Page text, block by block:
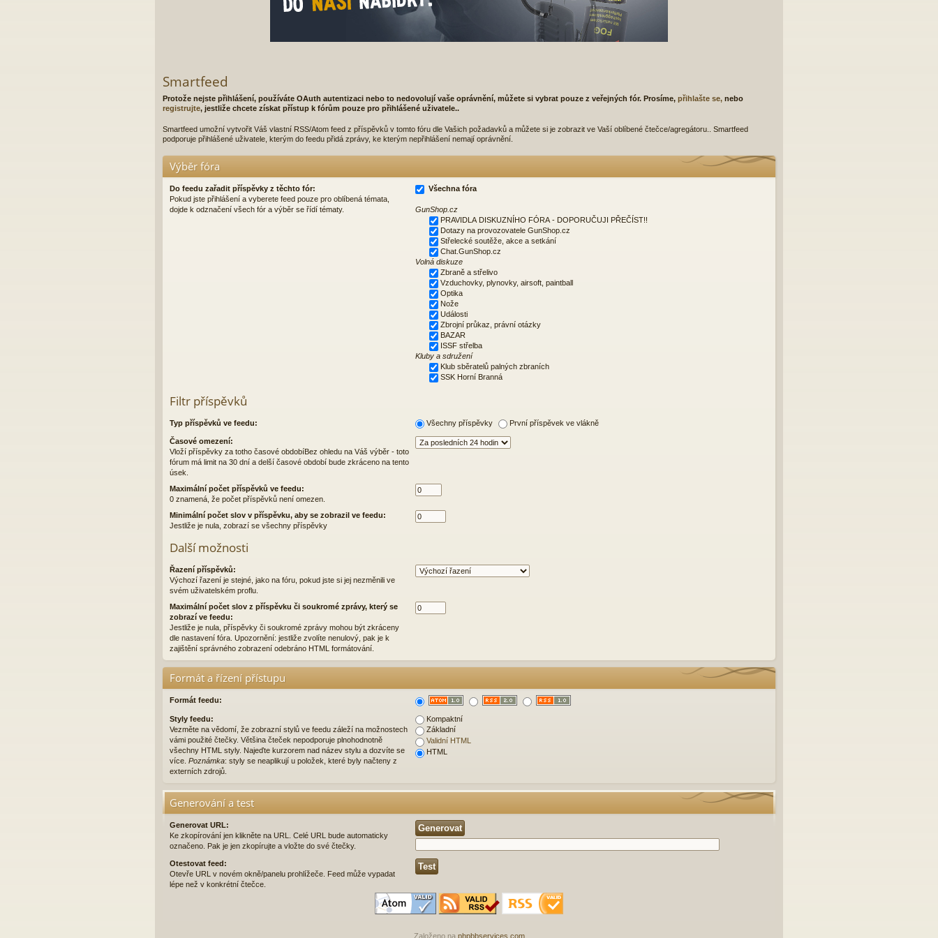
Smartfeed
Protože nejste přihlášení, používáte OAuth autentizaci nebo to nedovolují vaše oprávnění, můžete si vybrat pouze z veřejných fór. Prosíme, přihlašte se, nebo
registrujte, jestliže chcete získat přístup k fórům pouze pro přihlášené uživatele..
Smartfeed umožní vytvořit Váš vlastní RSS/Atom feed z příspěvků v tomto fóru dle Vašich požadavků a můžete si je zobrazit ve Vaší oblíbené čtečce/agregátoru.. Smartfeed
podporuje přihlášené uživatele, kterým do feedu přidá zprávy, ke kterým nepřihlášení nemají oprávnění.
Výběr fóra
Do feedu zařadit příspěvky z těchto fór:
Pokud jste přihlášení a vyberete feed pouze pro oblíbená témata,
dojde k odznačení všech fór a výběr se řídí tématy.
Všechna fóra
GunShop.cz
PRAVIDLA DISKUZNÍHO FÓRA - DOPORUČUJI PŘEČÍST!!
Dotazy na provozovatele GunShop.cz
Střelecké soutěže, akce a setkání
Chat.GunShop.cz
Volná diskuze
Zbraně a střelivo
Vzduchovky, plynovky, airsoft, paintball
Optika
Nože
Události
Zbrojní průkaz, právní otázky
BAZAR
ISSF střelba
Kluby a sdružení
Klub sběratelů palných zbraních
SSK Horní Branná
Filtr příspěvků
Typ příspěvků ve feedu: Všechny příspěvky První příspěvek ve vlákně
Časové omezení:
Vloží příspěvky za totho časové obdobíBez ohledu na Váš výběr - toto
fórum má limit na 30 dní a delší časové období bude zkráceno na tento
úsek.
Maximální počet příspěvků ve feedu:
0 znamená, že počet příspěvků není omezen.
Minimální počet slov v příspěvku, aby se zobrazil ve feedu:
Jestliže je nula, zobrazí se všechny příspěvky
Další možnosti
Řazení příspěvků:
Výchozí řazení je stejné, jako na fóru, pokud jste si jej nezměnili ve
svém uživatelském proflu.
Maximální počet slov z příspěvku či soukromé zprávy, který se
zobrazí ve feedu:
Jestliže je nula, příspěvky či soukromé zprávy mohou být zkráceny
dle nastavení fóra. Upozornění: jestliže zvolíte nenulový, pak je k
zajištění správného zobrazení odebráno HTML formátování.
Formát a řízení přístupu
Formát feedu:
Styly feedu:
Vezměte na vědomí, že zobrazní stylů ve feedu záleží na možnostech
vámi použité čtečky. Většina čteček nepodporuje plnohodnotně
všechny HTML styly. Najeďte kurzorem nad název stylu a dozvíte se
více. Poznámka: styly se neaplikují u položek, které byly načteny z
externích zdrojů.
Kompaktní
Základní
Validní HTML
HTML
Generování a test
Generovat URL:
Ke zkopírování jen klikněte na URL. Celé URL bude automaticky
označeno. Pak je jen zkopírujte a vložte do své čtečky.
Otestovat feed:
Otevře URL v novém okně/panelu prohlížeče. Feed může vypadat
lépe než v konkrétní čtečce.
Založeno na phpbbservices.com